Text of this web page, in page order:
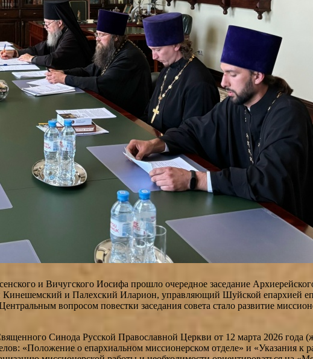
и Вичугского Иосифа прошло очередное заседание
Кинешемский и Палехский Иларион, управляющий Шуйской епархией
вопросом повестки заседания совета стало развитие
Синода Русской Православной Церкви от 12 марта 2026 года
«Положение о епархиальном миссионерском отделе» и «Указания к